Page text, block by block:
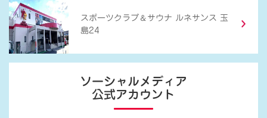
スポーツクラブ ＆ サウナ ルネサンス 玉
島24
ソーシャルメディア
公式アカウント